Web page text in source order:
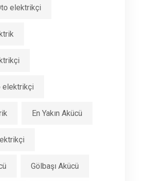
elektrikçi
elektrikçi
En Yakın Akücü
Gölbaşı Akücü